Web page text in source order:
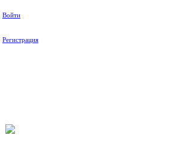
Войти
Регистрация